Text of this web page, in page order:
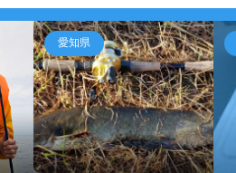
愛知県